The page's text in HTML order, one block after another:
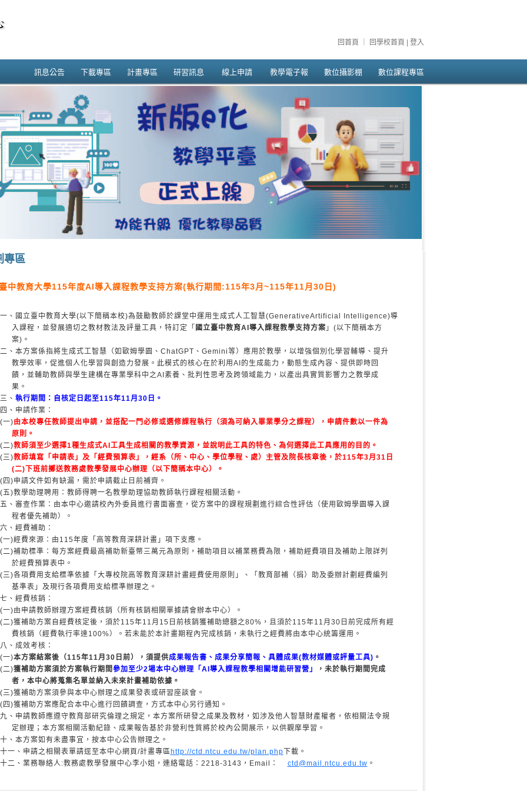
回首頁 回學校首頁 登入
訊息公告 下載專區 計畫專區 研習訊息 線上申請 教學電子報 數位攝影棚 數位課程專區
專區
中教育大學115年度AI導入課程教學支持方案(執行期間:115年3月~115年11月30日)
一、國立臺中教育大學(以下簡稱本校)為鼓勵教師於課堂中運用生成式人工智慧(GenerativeArtificial Intelligence)導
入課程，並發展適切之教材教法及評量工具，特訂定「 國立臺中教育AI導入課程教學支持方案 」(以下簡稱本方
案)。
二、本方案係指將生成式工智慧（如歐姆學園、ChatGPT、Gemini等）應用於教學，以增強個別化學習輔導、提升
教學效率，促進個人化學習與創造力發展。此模式的核心在於利用AI的生成能力，動態生成內容、提供即時回
饋，並輔助教師與學生建構在專業學科中之AI素養、批判性思考及跨領域能力，以產出具實質影響力之教學成
果。
三、 執行期間：自核定日起至115年11月30日。
四、申請作業：
(一)由本校專任教師提出申請，並搭配一門必修或選修課程執行（須為可納入畢業學分之課程），申請件數以一件為
原則。
(二)教師須至少選擇1種生成式AI工具生成相關的教學資源，並說明此工具的特色、為何選擇此工具應用的目的。
(三)教師填寫「申請表」及「經費預算表」，經系（所、中心、學位學程、處）主管及院長核章後，於115年3月31日
(二)下班前擲送教務處教學發展中心辦理（以下簡稱本中心）。
(四)申請文件如有缺漏，需於申請截止日前補齊。
(五)教學助理聘用：教師得聘一名教學助理協助教師執行課程相關活動。
五、審查作業：由本中心邀請校內外委員進行書面審查，從方案中的課程規劃進行綜合性評估（使用歐姆學園導入課
程者優先補助）。
六、經費補助：
(一)經費來源：由115年度「高等教育深耕計畫」項下支應。
(二)補助標準：每方案經費最高補助新臺幣三萬元為原則，補助項目以補業務費為限，補助經費項目及補助上限詳列
於經費預算表中。
(三)各項費用支給標準依據「大專校院高等教育深耕計畫經費使用原則」、「教育部補（捐）助及委辦計劃經費編列
基準表」及現行各項費用支給標準辦理之。
七、經費核銷：
(一)由申請教師辦理方案經費核銷（所有核銷相關單據請會辦本中心）。
(二)獲補助方案自經費核定後，須於115年11月15日前核銷獲補助總額之80%，且須於115年11月30日前完成所有經
費核銷（經費執行率達100%）。若未能於本計畫期程內完成核銷，未執行之經費將由本中心統籌運用。
八、成效考核：
(一)本方案結案後（115年11月30日前），須提供成果報告書、成果分享簡報、具體成果(教材媒體或評量工具) 。
(二)獲補助方案須於方案執行期間 參加至少2場本中心辦理「AI導入課程教學相關增能研習營」
，未於執行期間完成
者，本中心將蒐集名單並納入未來計畫補助依據。
(三)獲補助方案須參與本中心辦理之成果發表或研習座談會。
(四)獲補助方案應配合本中心進行回饋調查，方式本中心另行通知。
九、申請教師應遵守教育部研究倫理之規定，本方案所研發之成果及教材，如涉及他人智慧財產權者，依相關法令規
定辦理；本方案相關活動紀錄、成果報告基於非營利性質將於校內公開展示，以供觀摩學習。
十、本方案如有未盡事宜，按本中心公告辦理之。
十一、申請之相關表單請逕至本中心網頁/計畫專區 http://ctd.ntcu.edu.tw/plan.php 下載。
十二、業務聯絡人:教務處教學發展中心李小姐，連絡電話：2218-3143，Email： ctd@mail.ntcu.edu.tw 。